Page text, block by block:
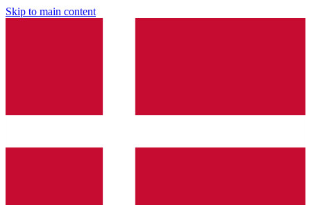
Skip to main content